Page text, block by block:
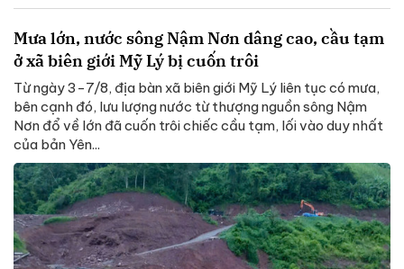
Mưa lớn, nước sông Nậm Nơn dâng cao, cầu tạm
ở xã biên giới Mỹ Lý bị cuốn trôi
Từ ngày 3-7/8, địa bàn xã biên giới Mỹ Lý liên tục có mưa,
bên cạnh đó, lưu lượng nước từ thượng nguồn sông Nậm
Nơn đổ về lớn đã cuốn trôi chiếc cầu tạm, lối vào duy nhất
của bản Yên...